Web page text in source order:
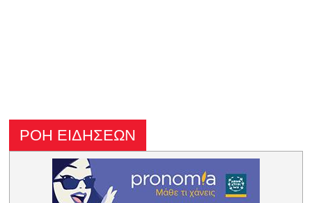
ΡΟΗ ΕΙΔΗΣΕΩΝ